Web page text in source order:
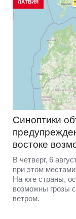
ЛАТВИЯ
Синоптики
востоке
В четверг, 6
при этом
На юге страны,
возможны грозы
ветром.